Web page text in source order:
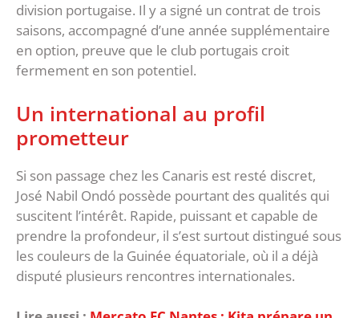
division portugaise. Il y a signé un contrat de trois
saisons, accompagné d’une année supplémentaire
en option, preuve que le club portugais croit
fermement en son potentiel.
‎Un international au profil
prometteur
‎Si son passage chez les Canaris est resté discret,
José Nabil Ondó possède pourtant des qualités qui
suscitent l’intérêt. Rapide, puissant et capable de
prendre la profondeur, il s’est surtout distingué sous
les couleurs de la Guinée équatoriale, où il a déjà
disputé plusieurs rencontres internationales.